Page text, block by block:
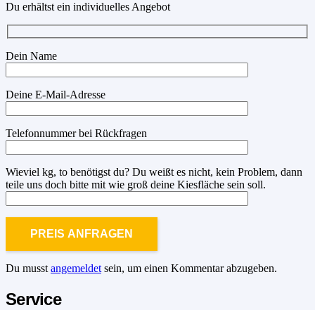
Du erhältst ein individuelles Angebot
Dein Name
Deine E-Mail-Adresse
Telefonnummer bei Rückfragen
Wieviel kg, to benötigst du? Du weißt es nicht, kein Problem, dann
teile uns doch bitte mit wie groß deine Kiesfläche sein soll.
Du musst angemeldet sein, um einen Kommentar abzugeben.
Service